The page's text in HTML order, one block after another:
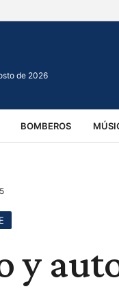
de 2026
BOMBEROS
y